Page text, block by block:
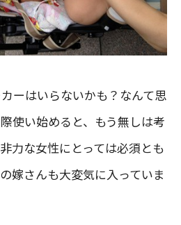
ーはいらないかも？なんて思
使い始めると、もう無しは考
力な女性にとっては必須とも
嫁さんも大変気に入っていま